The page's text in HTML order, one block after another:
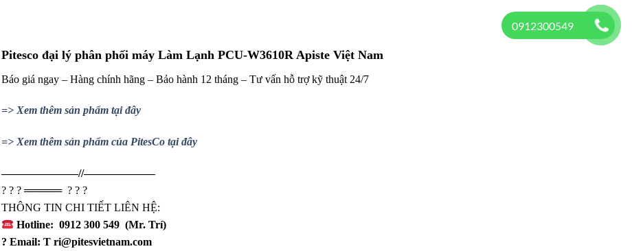
Pitesco đại lý phân phối máy Làm Lạnh PCU-W3610R Apiste Việt Nam
Báo giá ngay – Hàng chính hãng – Bảo hành 12 tháng – Tư vấn hỗ trợ kỹ thuật 24/7
=> Xem thêm sản phẩm tại đây
=> Xem thêm sản phẩm của PitesCo tại đây
——————––//——————–
? ? ?═════ ? ? ?
THÔNG TIN CHI TIẾT LIÊN HỆ:
Hotline: 0912 300 549(Mr. Trí)
? Email: Tri@pitesvietnam.com
0912300549